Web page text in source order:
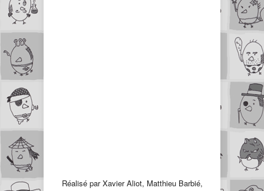
Réalisé par Xavier Aliot, Matthieu Barbié,